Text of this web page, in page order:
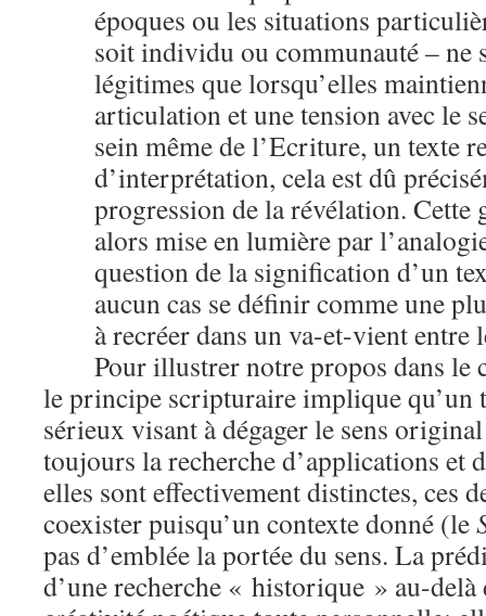
époques ou les situations
soit individu ou communauté – ne
légitimes que lorsqu’elles
articulation et une tension avec le
sein même de l’Ecriture, un texte
d’interprétation, cela est dû
progression de la révélation. Cette
alors mise en lumière par
question de la signification d’un
aucun cas se définir comme une
à recréer dans un va-et-vient entre
Pour illustrer notre propos dans le
le principe scripturaire implique qu’un
sérieux visant à dégager le sens
toujours la recherche d’applications et
elles sont effectivement distinctes, ces
coexister puisqu’un contexte donné (le
pas d’emblée la portée du sens. La
d’une recherche « historique » au-delà